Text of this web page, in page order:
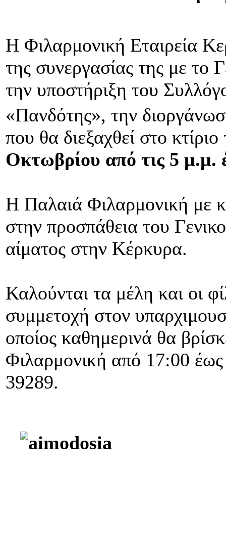
Η Φιλαρμονική Εταιρεία
της συνεργασίας της με το
την υποστήριξη του
«Πανδότης», την
που θα διεξαχθεί στο
Οκτωβρίου από τις 5 μ.μ.
Η Παλαιά Φιλαρμονική με
στην προσπάθεια του
αίματος στην Κέρκυρα.
Καλούνται τα μέλη και οι
συμμετοχή στον
οποίος καθημερινά θα
Φιλαρμονική από 17:00
39289.